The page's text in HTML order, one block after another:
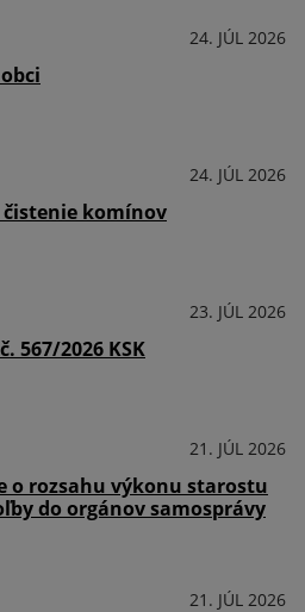
24. JÚL 2026
24. JÚL 2026
komínov
23. JÚL 2026
567/2026 KSK
21. JÚL 2026
o rozsahu výkonu starostu
do orgánov samosprávy
21. JÚL 2026